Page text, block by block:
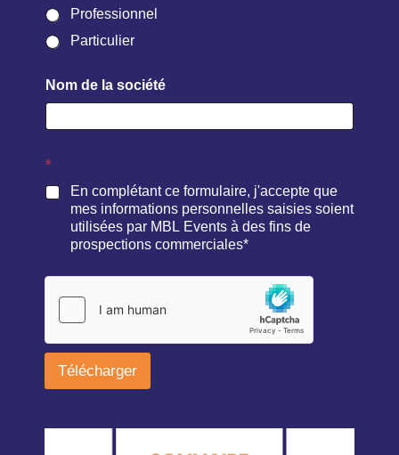
Professionnel
Particulier
Nom de la société
*
En complétant ce formulaire, j'accepte que
mes informations personnelles saisies soient
utilisées par MBL Events à des fins de
prospections commerciales*
Télécharger